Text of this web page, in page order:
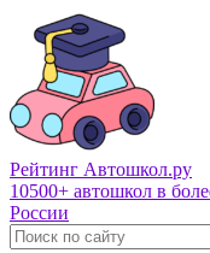
Рейтинг Автошкол.ру
10500+ автошкол в
России